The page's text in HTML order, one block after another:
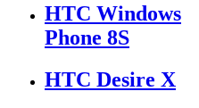
HTC Windows
Phone 8S
HTC Desire X